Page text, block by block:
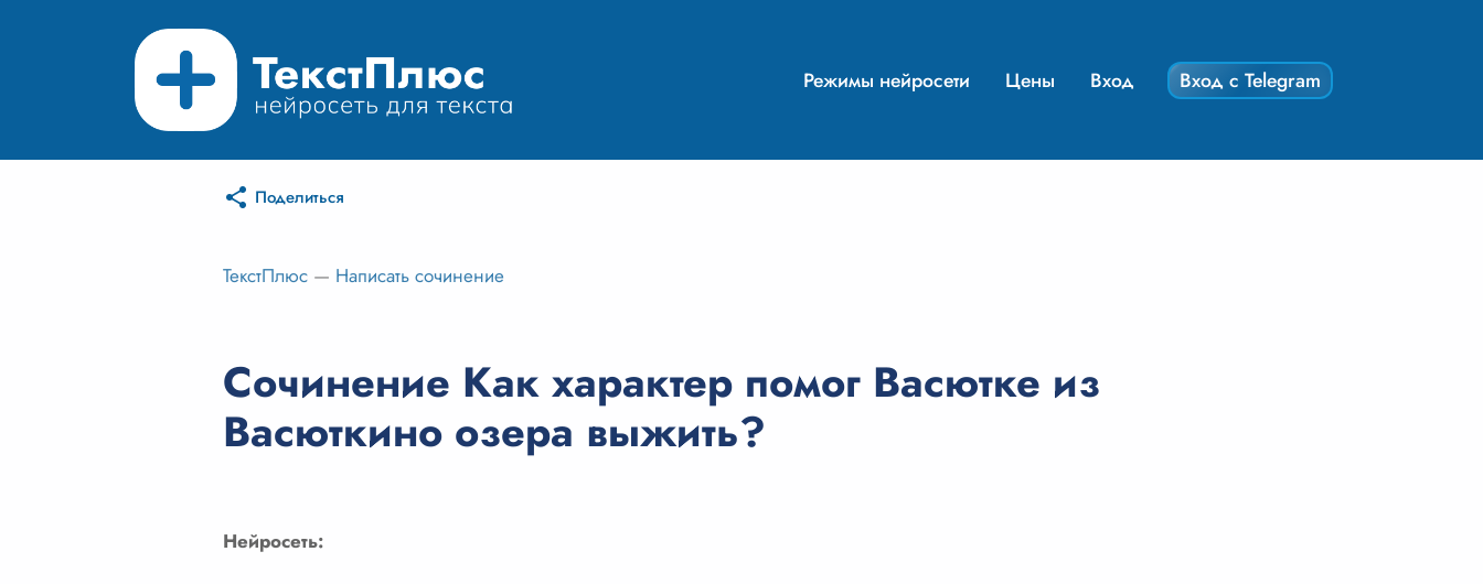
Режимы нейросети Цены Вход Вход с Telegram
Поделиться
ТекстПлюс — Написать сочинение
Сочинение Как характер помог Васютке из
Васюткино озера выжить?
Нейросеть: